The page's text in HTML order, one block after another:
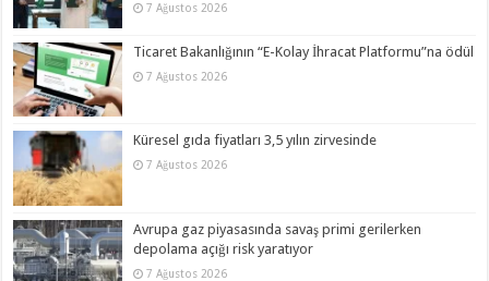
7 Ağustos 2026
Ticaret Bakanlığının “E-Kolay İhracat Platformu”na ödül
7 Ağustos 2026
Küresel gıda fiyatları 3,5 yılın zirvesinde
7 Ağustos 2026
Avrupa gaz piyasasında savaş primi gerilerken
depolama açığı risk yaratıyor
7 Ağustos 2026